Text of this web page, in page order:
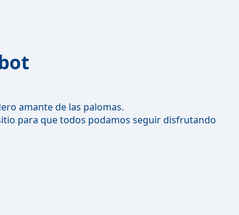
amante de las palomas.
para que todos podamos seguir disfrutando